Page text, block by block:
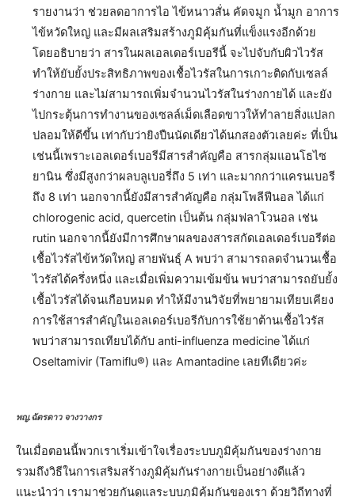
รายงานว่า ช่วยลดอาการไอ ไข้หนาวสั่น คัดจมูก น้ำมูก อาการ
ไข้หวัดใหญ่ และมีผลเสริมสร้างภูมิคุ้มกันที่แข็งแรงอีกด้วย
โดยอธิบายว่า สารในผลเอลเดอร์เบอรีนี้ จะไปจับกับผิวไวรัส
ทำให้ยับยั้งประสิทธิภาพของเชื้อไวรัสในการเกาะติดกับเซลล์
ร่างกาย และไม่สามารถเพิ่มจำนวนไวรัสในร่างกายได้ และยัง
ไปกระตุ้นการทำงานของเซลล์เม็ดเลือดขาวให้ทำลายสิ่งแปลก
ปลอมให้ดีขึ้น เท่ากับว่ายิงปืนนัดเดียวได้นกสองตัวเลยค่ะ ที่เป็น
เช่นนี้เพราะเอลเดอร์เบอรีมีสารสำคัญคือ สารกลุ่มแอนโธไซ
ยานิน ซึ่งมีสูงกว่าผลบลูเบอรี่ถึง 5 เท่า และมากกว่าแครนเบอรี
ถึง 8 เท่า นอกจากนี้ยังมีสารสำคัญคือ กลุ่มโพลีฟีนอล ได้แก่
chlorogenic acid, quercetin เป็นต้น กลุ่มฟลาโวนอล เช่น
rutin นอกจากนี้ยังมีการศึกษาผลของสารสกัดเอลเดอร์เบอรีต่อ
เชื้อไวรัสไข้หวัดใหญ่ สายพันธุ์ A พบว่า สามารถลดจำนวนเชื้อ
ไวรัสได้ครึ่งหนึ่ง และเมื่อเพิ่มความเข้มข้น พบว่าสามารถยับยั้ง
เชื้อไวรัสได้จนเกือบหมด ทำให้มีงานวิจัยที่พยายามเทียบเคียง
การใช้สารสำคัญในเอลเดอร์เบอรีกับการใช้ยาต้านเชื้อไวรัส
พบว่าสามารถเทียบได้กับ anti-influenza medicine ได้แก่
Oseltamivir (Tamiflu®) และ Amantadine เลยทีเดียวค่ะ
พญ.ฉัตรดาว จางวางกร
ในเมื่อตอนนี้พวกเราเริ่มเข้าใจเรื่องระบบภูมิคุ้มกันของร่างกาย
รวมถึงวิธีในการเสริมสร้างภูมิคุ้มกันร่างกายเป็นอย่างดีแล้ว
แนะนำว่า เรามาช่วยกันดูแลระบบภูมิคุ้มกันของเรา ด้วยวิถีทางที่